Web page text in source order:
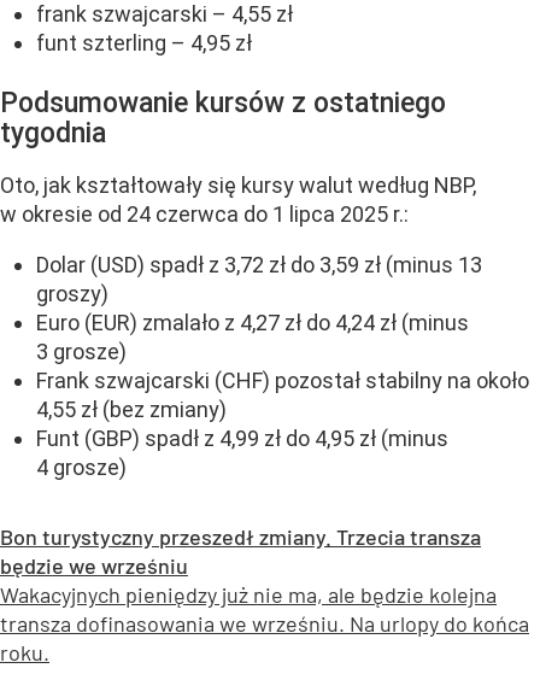
frank szwajcarski – 4,55 zł
funt szterling – 4,95 zł
Podsumowanie kursów z ostatniego
tygodnia
Oto, jak kształtowały się kursy walut według NBP,
w okresie od 24 czerwca do 1 lipca 2025 r.:
Dolar (USD) spadł z 3,72 zł do 3,59 zł (minus 13
groszy)
Euro (EUR) zmalało z 4,27 zł do 4,24 zł (minus
3 grosze)
Frank szwajcarski (CHF) pozostał stabilny na około
4,55 zł (bez zmiany)
Funt (GBP) spadł z 4,99 zł do 4,95 zł (minus
4 grosze)
Bon turystyczny przeszedł zmiany. Trzecia transza
będzie we wrześniu
Wakacyjnych pieniędzy już nie ma, ale będzie kolejna
transza dofinasowania we wrześniu. Na urlopy do końca
roku.